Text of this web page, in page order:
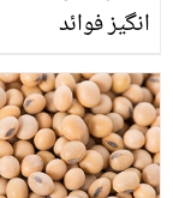
انگیز فوائد